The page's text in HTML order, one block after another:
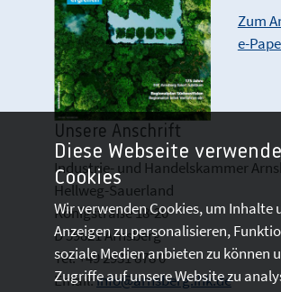
Zum
e-
Unsere Anschrift
Industrie- und Handelskammer
Hellweg-Sauerland
Königstraße 18-20
D 59821 Arnsberg
Tel: +49 2931 878 0
Email:info@arnsberg.ihk.de
Diese Webseite
Cookies
Wir verwenden Cookies, um Inhalte
Anzeigen zu personalisieren,
soziale Medien anbieten zu können
Zugriffe auf unsere Website zu